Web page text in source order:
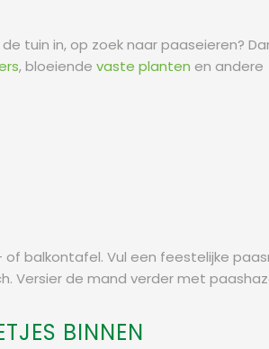
tuin in, op zoek naar paaseieren?
, bloeiende vaste planten en andere
balkontafel. Vul een feestelijke
Versier de mand verder met
BINNEN